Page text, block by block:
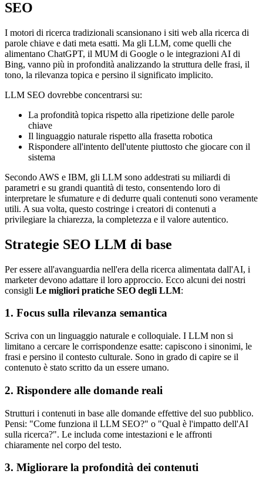
SEO
I motori di ricerca tradizionali scansionano i siti web alla ricerca di
parole chiave e dati meta esatti. Ma gli LLM, come quelli che
alimentano ChatGPT, il MUM di Google o le integrazioni AI di
Bing, vanno più in profondità analizzando la struttura delle frasi, il
tono, la rilevanza topica e persino il significato implicito.
LLM SEO dovrebbe concentrarsi su:
La profondità topica rispetto alla ripetizione delle parole
chiave
Il linguaggio naturale rispetto alla frasetta robotica
Rispondere all'intento dell'utente piuttosto che giocare con il
sistema
Secondo AWS e IBM, gli LLM sono addestrati su miliardi di
parametri e su grandi quantità di testo, consentendo loro di
interpretare le sfumature e di dedurre quali contenuti sono veramente
utili. A sua volta, questo costringe i creatori di contenuti a
privilegiare la chiarezza, la completezza e il valore autentico.
Strategie SEO LLM di base
Per essere all'avanguardia nell'era della ricerca alimentata dall'AI, i
marketer devono adattare il loro approccio. Ecco alcuni dei nostri
consigli Le migliori pratiche SEO degli LLM:
1. Focus sulla rilevanza semantica
Scriva con un linguaggio naturale e colloquiale. I LLM non si
limitano a cercare le corrispondenze esatte: capiscono i sinonimi, le
frasi e persino il contesto culturale. Sono in grado di capire se il
contenuto è stato scritto da un essere umano.
2. Rispondere alle domande reali
Strutturi i contenuti in base alle domande effettive del suo pubblico.
Pensi: "Come funziona il LLM SEO?" o "Qual è l'impatto dell'AI
sulla ricerca?". Le includa come intestazioni e le affronti
chiaramente nel corpo del testo.
3. Migliorare la profondità dei contenuti